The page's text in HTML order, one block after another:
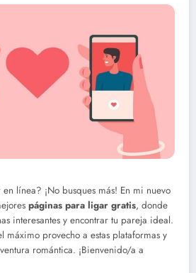
en línea? ¡No busques más! En mi nuevo
páginas para ligar gratis, donde
interesantes y encontrar tu pareja ideal.
máximo provecho a estas plataformas y
romántica. ¡Bienvenido/a a